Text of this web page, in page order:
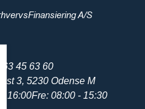
A/S
63 45 63 60
3, 5230 Odense M
- 16:00Fre: 08:00 - 15:30